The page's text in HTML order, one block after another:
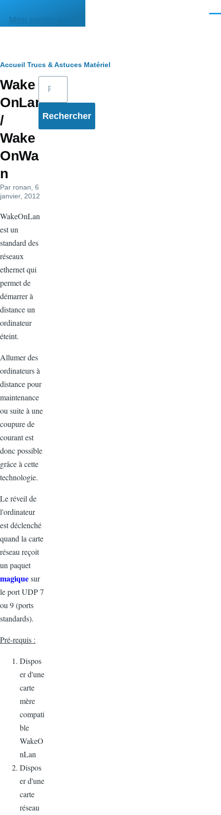
Mon pense-bête
Fil
d'Ariane
Accueil Trucs & Astuces Matériel
Wake
OnLan
/
Wake
OnWa
n
Par ronan , 6
janvier, 2012
WakeOnLan
est un
standard des
réseaux
ethernet qui
permet de
démarrer à
distance un
ordinateur
éteint.
Allumer des
ordinateurs à
distance pour
maintenance
ou suite à une
coupure de
courant est
donc possible
grâce à cette
technologie.
Le réveil de
l'ordinateur
est déclenché
quand la carte
réseau reçoit
un paquet
magiquesur
le port UDP 7
ou 9 (ports
standards).
Pré-requis :
Dispos
er d'une
carte
mère
compati
ble
WakeO
nLan
Dispos
er d'une
carte
réseau